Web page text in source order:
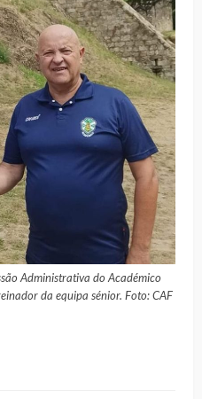
Administrativa do Académico
da equipa sénior. Foto: CAF